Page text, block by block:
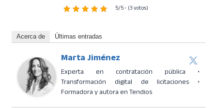
5/5 - (3 votos)
Acerca de Últimas entradas
Marta Jiménez
Experta en contratación pública •
Transformación digital de licitaciones •
Formadora y autora en Tendios